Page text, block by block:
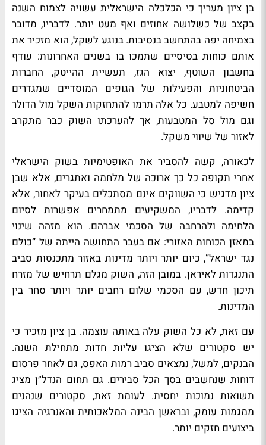
בן ציון מעריך כי הכלכלה הישראלית עשויה לצמוח השנה
בקצב של כשלושה אחוזים ואף מעט יותר. לדבריו, מדובר
בצמיחה יפה בהתחשב בנסיבות. בנוגע לשקל, הוא מזכיר את
אותם כוחות בסיסיים שתמכו בו בשנים האחרונות: עודף
בחשבון השוטף, יצוא הגז, תעשיית ההייטק, החברות
הביטחוניות והפעילות של הגופים המוסדיים שמגדרים
חשיפה למטבע. כל אלה תרמו להתחזקות השקל מול הדולר
וגם מול סל המטבעות, אך להערכתו השוק כבר מתקרב
לאזור של שיווי משקל.
לכאורה, קשה להסביר את האופטימיות בשוק הישראלי
אחרי תקופה כל כך ארוכה של מלחמה ואתגרים, אלא שבן
ציון מדגיש כי השווקים אינם מסתכלים בעיקר לאחור, אלא
קדימה. לדבריו, המשקיעים מתמחרים אפשרות לסיום
הלחימה ולהרחבה של הסכמי אברהם. הוא מזהה שינוי
במאזן הכוחות האזורי: אם בעבר התחושה הייתה של “כולם
נגד ישראל”, כיום יותר ויותר מדינות באזור מתכנסות סביב
התנגדות לאיראן. במובן הזה, השוק מגלם תרחיש של מזרח
תיכון חדש, עם הסכמי שלום רחבים יותר ויותר סחר בין
המדינות.
עם זאת, לא כל השוק עלה באותה עוצמה. בן ציון מזכיר כי
יש סקטורים שלא הציגו עליות חדות מתחילת השנה.
הבנקים, למשל, נמצאים סביב רמות האפס, גם לאחר פרסום
דוחות שנחשבים בסך הכל סבירים. גם תחום הנדל״ן מציג
תשואות נמוכות יחסית. לעומת זאת, סקטורים שנהנים
ממגמות עומק, ובראשן הבינה המלאכותית והאנרגיה הציגו
ביצועים חזקים יותר.